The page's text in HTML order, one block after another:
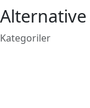
Kategoriler